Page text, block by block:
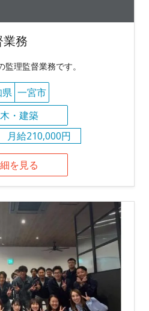
業務
理監督業務です。
一宮市
・建築
月給210,000円
を見る